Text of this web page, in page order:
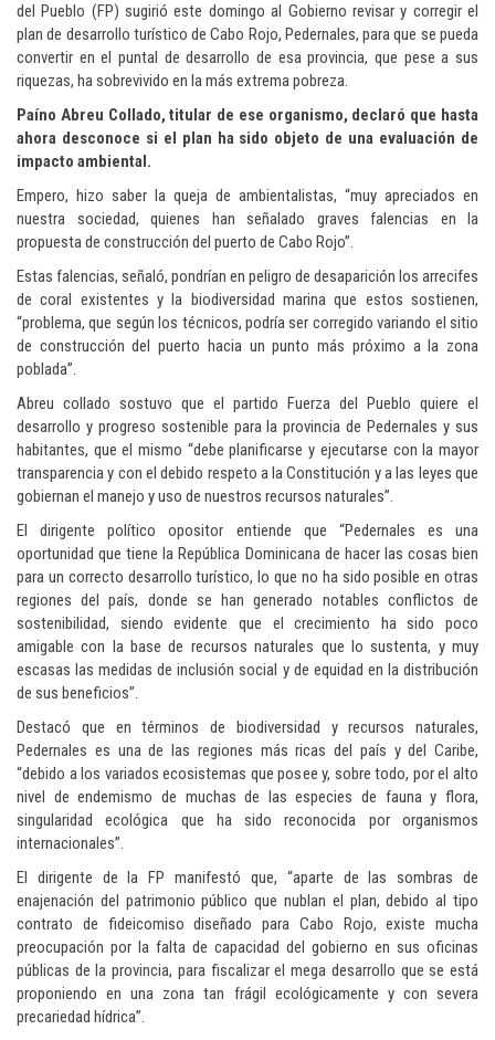
del Pueblo (FP) sugirió este domingo al Gobierno revisar y corregir el
plan de desarrollo turístico de Cabo Rojo, Pedernales, para que se pueda
convertir en el puntal de desarrollo de esa provincia, que pese a sus
riquezas, ha sobrevivido en la más extrema pobreza.
Paíno Abreu Collado, titular de ese organismo, declaró que hasta
ahora desconoce si el plan ha sido objeto de una evaluación de
impacto ambiental.
Empero, hizo saber la queja de ambientalistas, “muy apreciados en
nuestra sociedad, quienes han señalado graves falencias en la
propuesta de construcción del puerto de Cabo Rojo”.
Estas falencias, señaló, pondrían en peligro de desaparición los arrecifes
de coral existentes y la biodiversidad marina que estos sostienen,
“problema, que según los técnicos, podría ser corregido variando el sitio
de construcción del puerto hacia un punto más próximo a la zona
poblada”.
Abreu collado sostuvo que el partido Fuerza del Pueblo quiere el
desarrollo y progreso sostenible para la provincia de Pedernales y sus
habitantes, que el mismo “debe planificarse y ejecutarse con la mayor
transparencia y con el debido respeto a la Constitución y a las leyes que
gobiernan el manejo y uso de nuestros recursos naturales”.
El dirigente político opositor entiende que “Pedernales es una
oportunidad que tiene la República Dominicana de hacer las cosas bien
para un correcto desarrollo turístico, lo que no ha sido posible en otras
regiones del país, donde se han generado notables conflictos de
sostenibilidad, siendo evidente que el crecimiento ha sido poco
amigable con la base de recursos naturales que lo sustenta, y muy
escasas las medidas de inclusión social y de equidad en la distribución
de sus beneficios”.
Destacó que en términos de biodiversidad y recursos naturales,
Pedernales es una de las regiones más ricas del país y del Caribe,
“debido a los variados ecosistemas que posee y, sobre todo, por el alto
nivel de endemismo de muchas de las especies de fauna y flora,
singularidad ecológica que ha sido reconocida por organismos
internacionales”.
El dirigente de la FP manifestó que, “aparte de las sombras de
enajenación del patrimonio público que nublan el plan, debido al tipo
contrato de fideicomiso diseñado para Cabo Rojo, existe mucha
preocupación por la falta de capacidad del gobierno en sus oficinas
públicas de la provincia, para fiscalizar el mega desarrollo que se está
proponiendo en una zona tan frágil ecológicamente y con severa
precariedad hídrica”.